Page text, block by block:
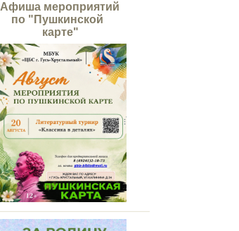
Афиша мероприятий
по "Пушкинской
карте"